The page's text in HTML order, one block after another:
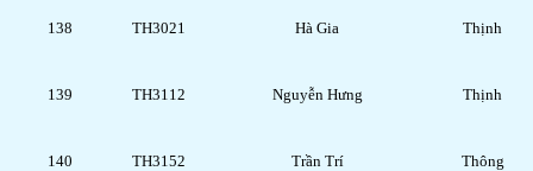
138 TH3021 Hà Gia Thịnh
139 TH3112 Nguyễn Hưng Thịnh
140 TH3152 Trần Trí Thông